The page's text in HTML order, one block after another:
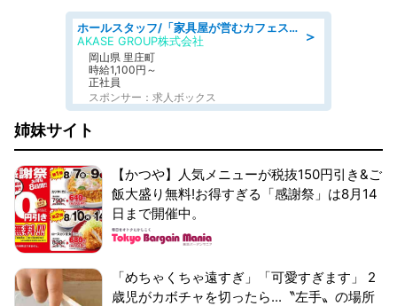
＞
ホールスタッフ/「家具屋が営むカフェスタッフ!」週2日～OK!嬉しいまかない付き/岡山県/浅口郡里庄町
AKASE GROUP株式会社
岡山県 里庄町
時給1,100円～
正社員
スポンサー：求人ボックス
姉妹サイト
【かつや】人気メニューが税抜150円引き&ご
飯大盛り無料!お得すぎる「感謝祭」は8月14
日まで開催中。
「めちゃくちゃ遠すぎ」「可愛すぎます」 2
歳児がカボチャを切ったら...〝左手〟の場所